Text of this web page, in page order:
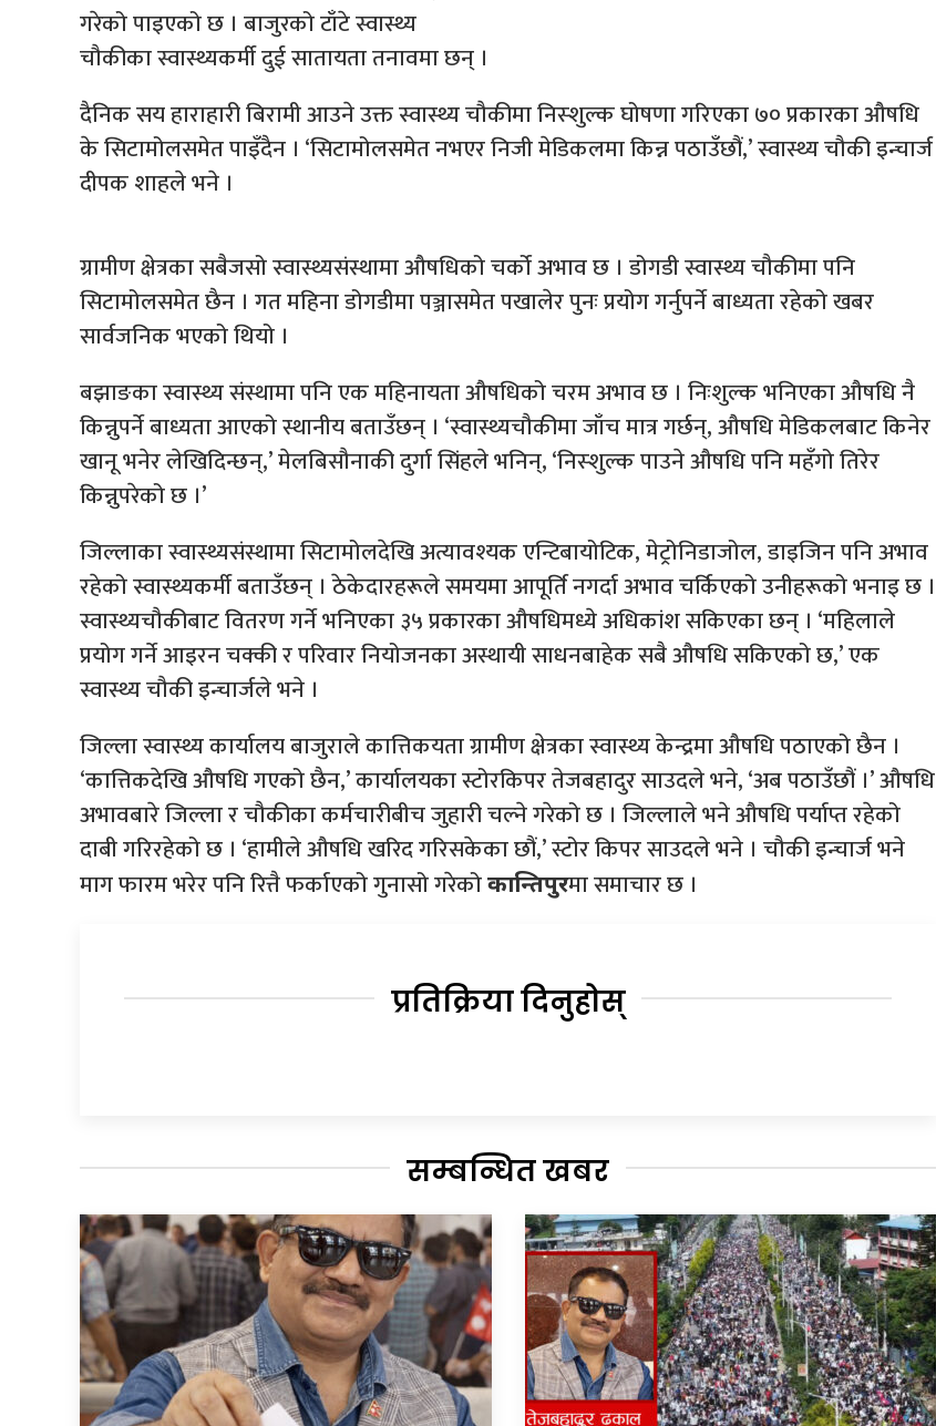
गरेको पाइएको छ । बाजुरको टाँटे स्वास्थ्य
चौकीका स्वास्थ्यकर्मी दुई सातायता तनावमा छन् ।
दैनिक सय हाराहारी बिरामी आउने उक्त स्वास्थ्य चौकीमा निस्शुल्क घोषणा गरिएका ७० प्रकारका औषधि
के सिटामोलसमेत पाइँदैन । ‘सिटामोलसमेत नभएर निजी मेडिकलमा किन्न पठाउँछौं,’ स्वास्थ्य चौकी इन्चार्ज
दीपक शाहले भने ।
ग्रामीण क्षेत्रका सबैजसो स्वास्थ्यसंस्थामा औषधिको चर्को अभाव छ । डोगडी स्वास्थ्य चौकीमा पनि
सिटामोलसमेत छैन । गत महिना डोगडीमा पञ्जासमेत पखालेर पुनः प्रयोग गर्नुपर्ने बाध्यता रहेको खबर
सार्वजनिक भएको थियो ।
बझाङका स्वास्थ्य संस्थामा पनि एक महिनायता औषधिको चरम अभाव छ । निःशुल्क भनिएका औषधि नै
किन्नुपर्ने बाध्यता आएको स्थानीय बताउँछन् । ‘स्वास्थ्यचौकीमा जाँच मात्र गर्छन्, औषधि मेडिकलबाट किनेर
खानू भनेर लेखिदिन्छन्,’ मेलबिसौनाकी दुर्गा सिंहले भनिन्, ‘निस्शुल्क पाउने औषधि पनि महँगो तिरेर
किन्नुपरेको छ ।’
जिल्लाका स्वास्थ्यसंस्थामा सिटामोलदेखि अत्यावश्यक एन्टिबायोटिक, मेट्रोनिडाजोल, डाइजिन पनि अभाव
रहेको स्वास्थ्यकर्मी बताउँछन् । ठेकेदारहरूले समयमा आपूर्ति नगर्दा अभाव चर्किएको उनीहरूको भनाइ छ ।
स्वास्थ्यचौकीबाट वितरण गर्ने भनिएका ३५ प्रकारका औषधिमध्ये अधिकांश सकिएका छन् । ‘महिलाले
प्रयोग गर्ने आइरन चक्की र परिवार नियोजनका अस्थायी साधनबाहेक सबै औषधि सकिएको छ,’ एक
स्वास्थ्य चौकी इन्चार्जले भने ।
जिल्ला स्वास्थ्य कार्यालय बाजुराले कात्तिकयता ग्रामीण क्षेत्रका स्वास्थ्य केन्द्रमा औषधि पठाएको छैन ।
‘कात्तिकदेखि औषधि गएको छैन,’ कार्यालयका स्टोरकिपर तेजबहादुर साउदले भने, ‘अब पठाउँछौं ।’ औषधि
अभावबारे जिल्ला र चौकीका कर्मचारीबीच जुहारी चल्ने गरेको छ । जिल्लाले भने औषधि पर्याप्त रहेको
दाबी गरिरहेको छ । ‘हामीले औषधि खरिद गरिसकेका छौं,’ स्टोर किपर साउदले भने । चौकी इन्चार्ज भने
माग फारम भरेर पनि रित्तै फर्काएको गुनासो गरेकोकान्तिपुरमा समाचार छ ।
प्रतिक्रिया दिनुहोस्
सम्बन्धित खबर